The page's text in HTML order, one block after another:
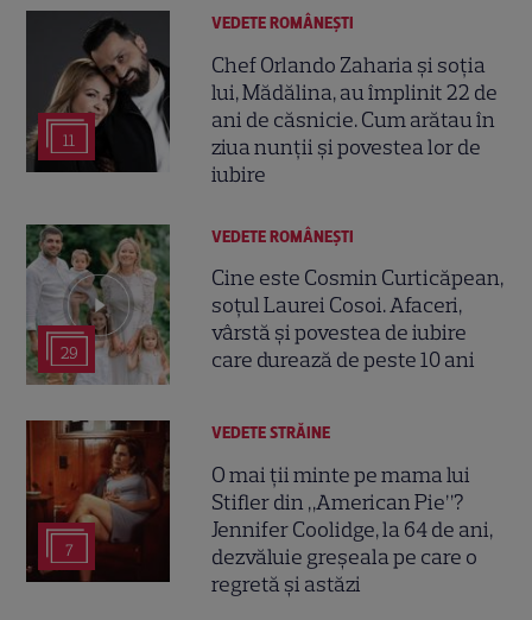
11
VEDETE ROMÂNEŞTI
Chef Orlando Zaharia și soția
lui, Mădălina, au împlinit 22 de
ani de căsnicie. Cum arătau în
ziua nunții și povestea lor de
iubire
29
VEDETE ROMÂNEŞTI
Cine este Cosmin Curticăpean,
soțul Laurei Cosoi. Afaceri,
vârstă și povestea de iubire
care durează de peste 10 ani
7
VEDETE STRĂINE
O mai ții minte pe mama lui
Stifler din „American Pie”?
Jennifer Coolidge, la 64 de ani,
dezvăluie greșeala pe care o
regretă și astăzi